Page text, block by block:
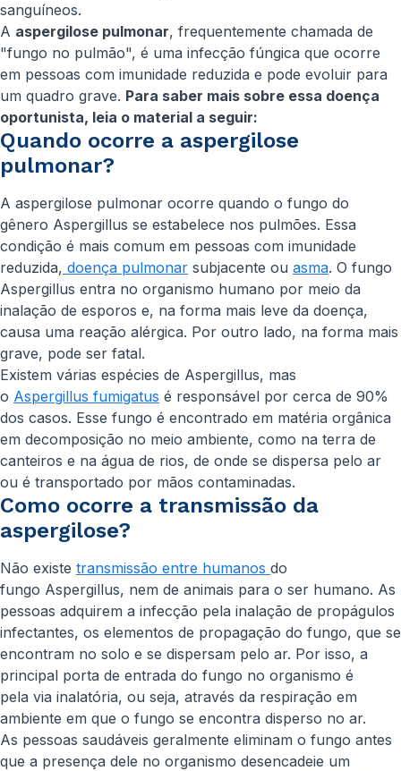
sanguíneos.
A aspergilose pulmonar, frequentemente chamada de
"fungo no pulmão", é uma infecção fúngica que ocorre
em pessoas com imunidade reduzida e pode evoluir para
um quadro grave. Para saber mais sobre essa doença
oportunista, leia o material a seguir:
Quando ocorre a aspergilose
pulmonar?
A aspergilose pulmonar ocorre quando o fungo do
gênero Aspergillus se estabelece nos pulmões. Essa
condição é mais comum em pessoas com imunidade
reduzida, doença pulmonar subjacente ou asma. O fungo
Aspergillus entra no organismo humano por meio da
inalação de esporos e, na forma mais leve da doença,
causa uma reação alérgica. Por outro lado, na forma mais
grave, pode ser fatal.
Existem várias espécies de Aspergillus, mas
o Aspergillus fumigatus é responsável por cerca de 90%
dos casos. Esse fungo é encontrado em matéria orgânica
em decomposição no meio ambiente, como na terra de
canteiros e na água de rios, de onde se dispersa pelo ar
ou é transportado por mãos contaminadas.
Como ocorre a transmissão da
aspergilose?
Não existe transmissão entre humanos do
fungo Aspergillus, nem de animais para o ser humano. As
pessoas adquirem a infecção pela inalação de propágulos
infectantes, os elementos de propagação do fungo, que se
encontram no solo e se dispersam pelo ar. Por isso, a
principal porta de entrada do fungo no organismo é
pela via inalatória, ou seja, através da respiração em
ambiente em que o fungo se encontra disperso no ar.
As pessoas saudáveis geralmente eliminam o fungo antes
que a presença dele no organismo desencadeie um